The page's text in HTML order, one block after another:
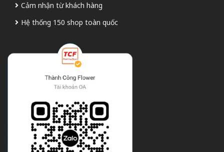
Cảm nhận từ khách hàng
Hệ thống 150 shop toàn quốc